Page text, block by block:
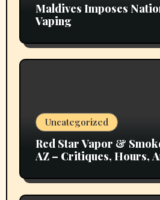
Maldives Imposes
Vaping
Uncategorized
Red Star Vapor &
AZ – Critiques, Hours,